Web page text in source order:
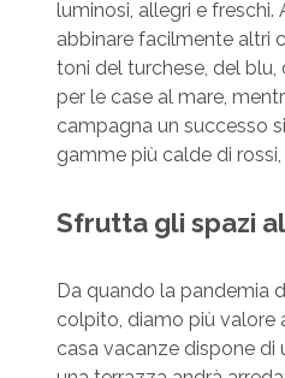
luminosi, allegri e freschi.
abbinare facilmente altri
toni del turchese, del
per le case al mare,
campagna un successo
gamme più calde di
Sfrutta gli spazi
Da quando la pandemia
colpito, diamo più valore
casa vacanze dispone di